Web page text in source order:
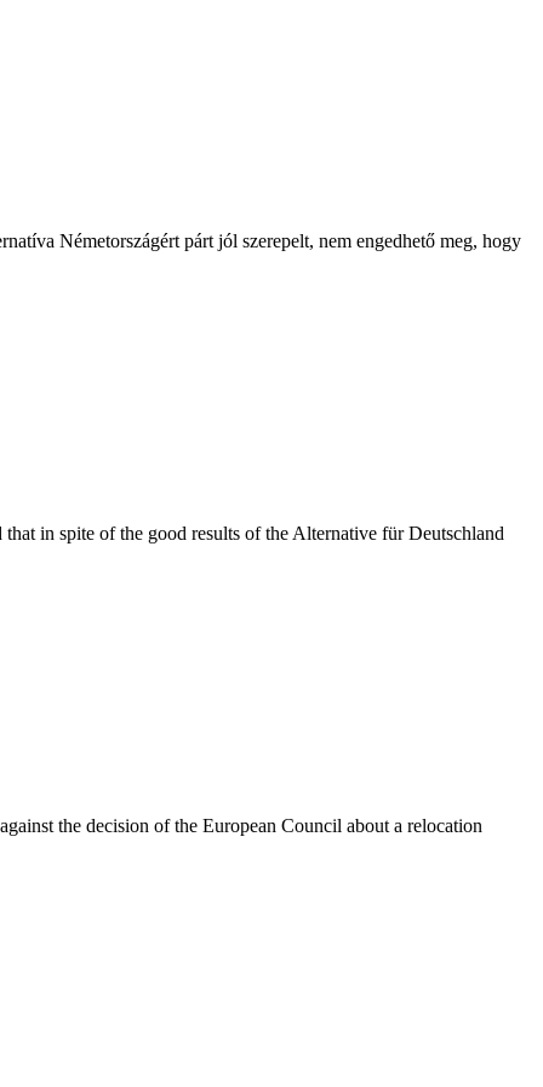
Németországért párt jól szerepelt, nem engedhető meg, hogy
in spite of the good results of the Alternative für Deutschland
the decision of the European Council about a relocation